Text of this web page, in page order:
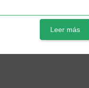
Leer más